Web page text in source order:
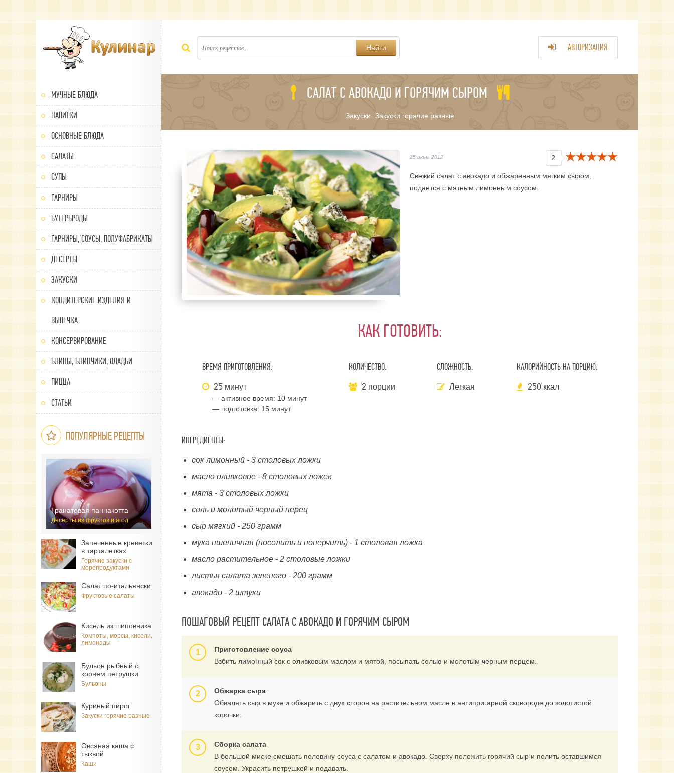
МУЧНЫЕ БЛЮДА
НАПИТКИ
ОСНОВНЫЕ БЛЮДА
САЛАТЫ
СУПЫ
ГАРНИРЫ
БУТЕРБРОДЫ
ГАРНИРЫ, СОУСЫ, ПОЛУФАБРИКАТЫ
ДЕСЕРТЫ
ЗАКУСКИ
КОНДИТЕРСКИЕ ИЗДЕЛИЯ И
ВЫПЕЧКА
КОНСЕРВИРОВАНИЕ
БЛИНЫ, БЛИНЧИКИ, ОЛАДЬИ
ПИЦЦА
СТАТЬИ
ПОПУЛЯРНЫЕ РЕЦЕПТЫ
Гранатовая паннакотта
Десерты из фруктов и ягод
Запеченные креветки
в тарталетках
Горячие закуски с
морепродуктами
Салат по-итальянски
Фруктовые салаты
Кисель из шиповника
Компоты, морсы, кисели,
лимонады
Бульон рыбный с
корнем петрушки
Бульоны
Куриный пирог
Закуски горячие разные
Овсяная каша с
тыквой
Каши
Найти АВТОРИЗАЦИЯ
САЛАТ С АВОКАДО И ГОРЯЧИМ СЫРОМ
Закуски Закуски горячие разные
25 июнь 2012 2
Свежий салат с авокадо и обжаренным мягким сыром,
подается с мятным лимонным соусом.
КАК ГОТОВИТЬ:
ВРЕМЯ ПРИГОТОВЛЕНИЯ:
25 минут
— активное время: 10 минут
— подготовка: 15 минут
КОЛИЧЕСТВО:
2 порции
СЛОЖНОСТЬ:
Легкая
КАЛОРИЙНОСТЬ НА ПОРЦИЮ:
250 ккал
ИНГРЕДИЕНТЫ:
сок лимонный - 3 столовых ложки
масло оливковое - 8 столовых ложек
мята - 3 столовых ложки
соль и молотый черный перец
сыр мягкий - 250 грамм
мука пшеничная (посолить и поперчить) - 1 столовая ложка
масло растительное - 2 столовые ложки
листья салата зеленого - 200 грамм
авокадо - 2 штуки
ПОШАГОВЫЙ РЕЦЕПТ САЛАТА С АВОКАДО И ГОРЯЧИМ СЫРОМ
Приготовление соуса
Взбить лимонный сок с оливковым маслом и мятой, посыпать солью и молотым черным перцем.
Обжарка сыра
Обвалять сыр в муке и обжарить с двух сторон на растительном масле в антипригарной сковороде до золотистой
корочки.
Сборка салата
В большой миске смешать половину соуса с салатом и авокадо. Сверху положить горячий сыр и полить оставшимся
соусом. Украсить петрушкой и подавать.